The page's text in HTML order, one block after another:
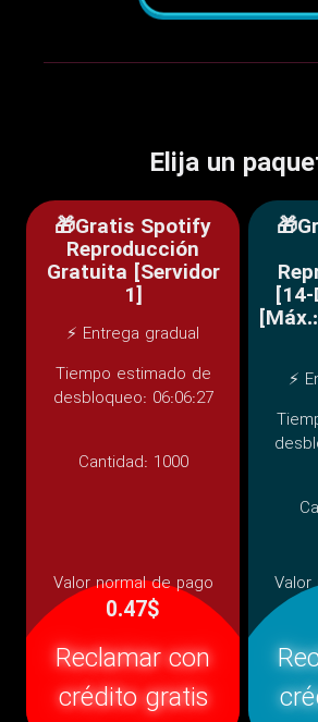
Elija un
🎁Gratis Spotify
Reproducción
Gratuita [Servidor
1]
⚡ Entrega gradual
Tiempo estimado de
desbloqueo: 06:06:27
Cantidad: 1000
Valor normal de pago
0.47$
Reclamar con
crédito gratis
⚡